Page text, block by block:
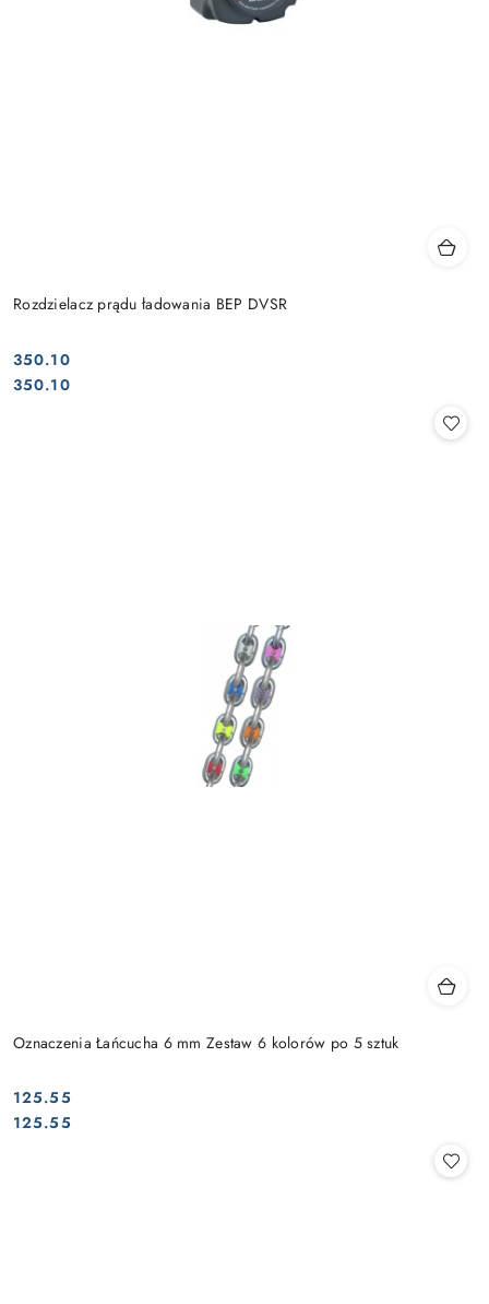
Rozdzielacz prądu ładowania BEP DVSR
Cena:
350.10
Cena:
350.10
Oznaczenia Łańcucha 6 mm Zestaw 6 kolorów po 5 sztuk
Cena:
125.55
Cena:
125.55